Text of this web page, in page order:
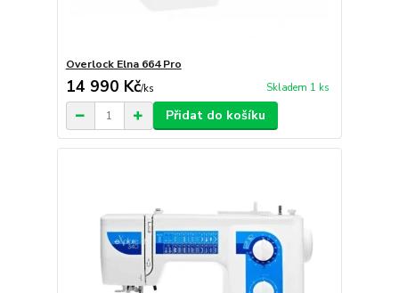
Overlock Elna 664 Pro
14 990 Kč/ks Skladem 1 ks
Přidat do košíku